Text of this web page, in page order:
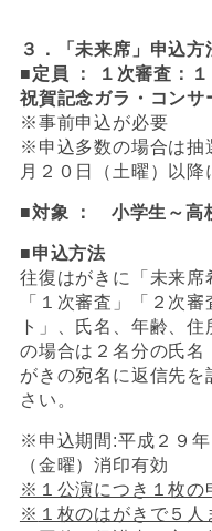
３．「未来席」申込方
■定員 ： １次審査：
祝賀記念ガラ・コンサ
※事前申込が必要
※申込多数の場合は抽
月２０日（土曜）以降
■対象 ： 小学生～高
■申込方法
往復はがきに「未来席
「１次審査」「２次
ト」、氏名、年齢、
の場合は２名分の氏名
がきの宛名に返信先
さい。
※申込期間:平成２９年
（金曜）消印有効
※１公演につき１枚の
※ １枚のはがきで５